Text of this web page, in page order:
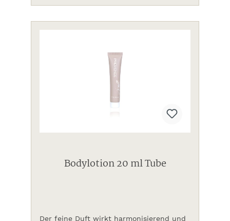
Bodylotion 20 ml Tube
Der feine Duft wirkt harmonisierend und